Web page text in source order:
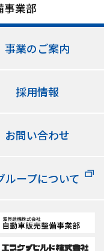
事業のご案内
採用情報
お問い合わせ
ループについて